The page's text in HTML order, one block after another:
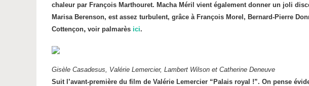
chaleur par François Marthouret. Macha Méril vient également donner un joli
Marisa Berenson, est assez turbulent, grâce à François Morel, Bernard-Pierre
Cottençon, voir palmarès ici.
Gisèle Casadesus, Valérie Lemercier, Lambert Wilson et Catherine Deneuve
Suit l’avant-première du film de Valérie Lemercier “Palais royal !”. On pense